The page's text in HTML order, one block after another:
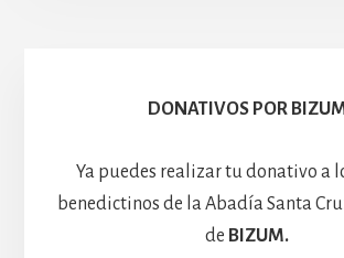
DONATIVOS POR
Ya puedes realizar tu donativo a
benedictinos de la Abadía Santa
de BIZUM.